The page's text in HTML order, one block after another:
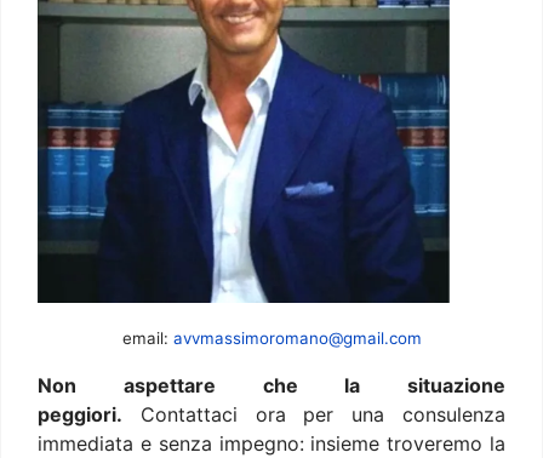
email: avvmassimoromano@gmail.com
Non aspettare che la situazione
peggiori. Contattaci ora per una consulenza
immediata e senza impegno: insieme troveremo la